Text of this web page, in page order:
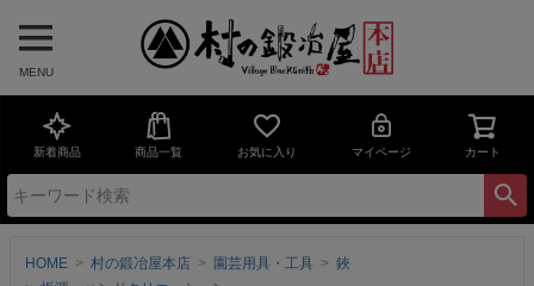
MENU
新着商品 商品一覧 お気に入り マイページ カート
HOME 村の鍛冶屋本店 園芸用具・工具
鋏